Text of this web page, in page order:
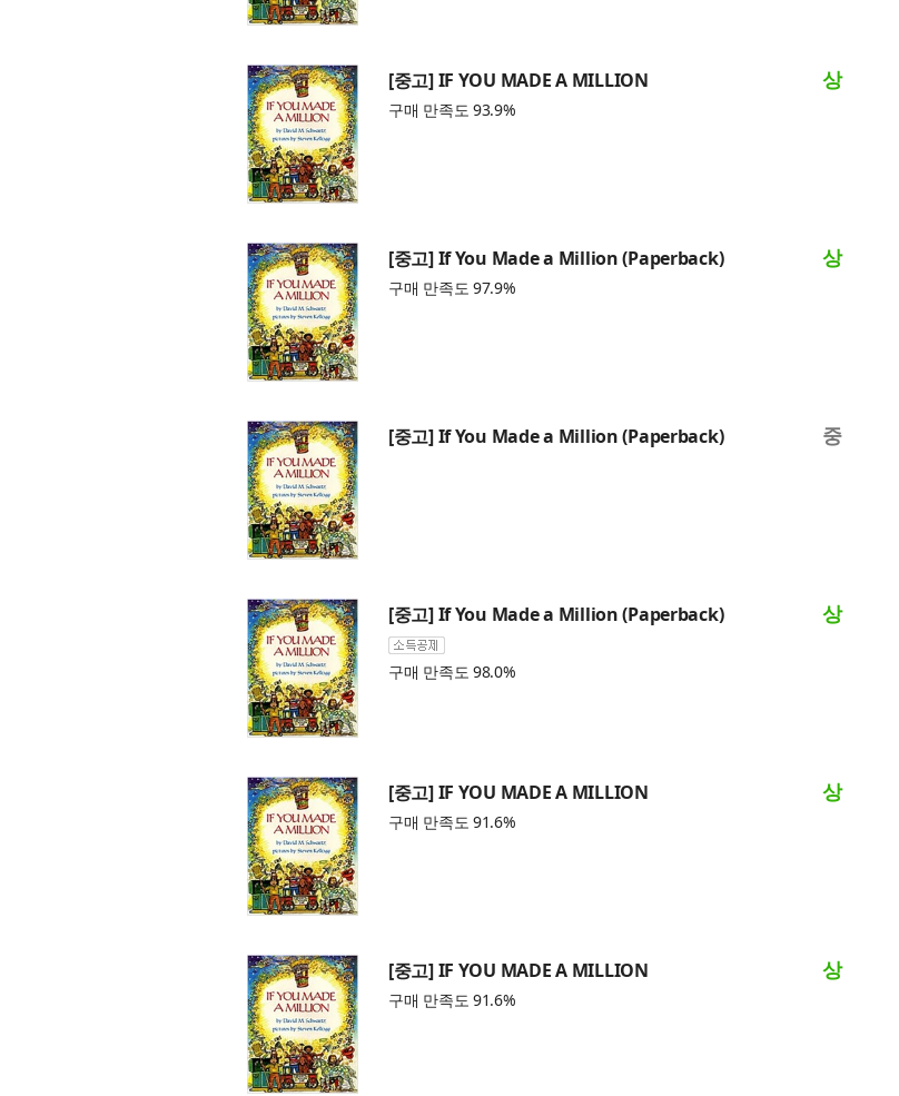
[중고] IF YOU MADE A MILLION
구매 만족도 93.9%
상
[중고] If You Made a Million (Paperback)
구매 만족도 97.9%
상
[중고] If You Made a Million (Paperback) 중
[중고] If You Made a Million (Paperback)
구매 만족도 98.0%
상
[중고] IF YOU MADE A MILLION
구매 만족도 91.6%
상
[중고] IF YOU MADE A MILLION
구매 만족도 91.6%
상